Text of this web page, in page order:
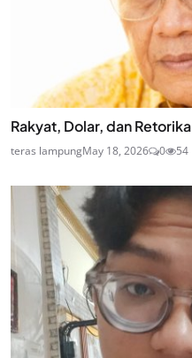
Rakyat, Dolar, dan Retorika
teras lampungMay 18, 2026 0 54